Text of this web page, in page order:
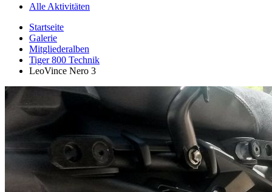
Alle Aktivitäten
Startseite
Galerie
Mitgliederalben
Tiger 800 Technik
LeoVince Nero 3